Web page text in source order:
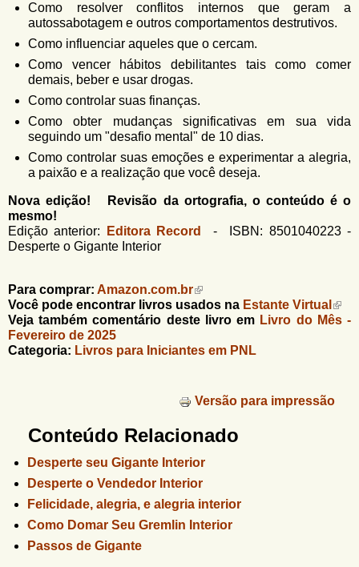
Como resolver conflitos internos que geram a
autossabotagem e outros comportamentos destrutivos.
Como influenciar aqueles que o cercam.
Como vencer hábitos debilitantes tais como comer
demais, beber e usar drogas.
Como controlar suas finanças.
Como obter mudanças significativas em sua vida
seguindo um "desafio mental" de 10 dias.
Como controlar suas emoções e experimentar a alegria,
a paixão e a realização que você deseja.
Nova edição! Revisão da ortografia, o conteúdo é o
mesmo!
Edição anterior:
Editora Record
- ISBN: 8501040223 -
Desperte o Gigante Interior
Para comprar: Amazon.com.br
Você pode encontrar livros usados na Estante Virtual
Veja também comentário deste livro em Livro do Mês -
Fevereiro de 2025
Categoria: Livros para Iniciantes em PNL
Versão para impressão
Conteúdo Relacionado
Desperte seu Gigante Interior
Desperte o Vendedor Interior
Felicidade, alegria, e alegria interior
Como Domar Seu Gremlin Interior
Passos de Gigante